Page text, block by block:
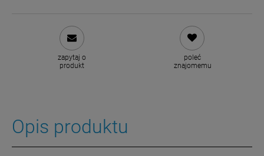
zapytaj o
produkt
poleć
znajomemu
Opis produktu